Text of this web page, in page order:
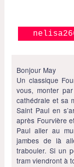
Bonjour May
Un classique
vous, monter
cathédrale et sa
Saint Paul en
après Fourvière
Paul aller au
jambes de là
trabouler. Si un
tram viendront à